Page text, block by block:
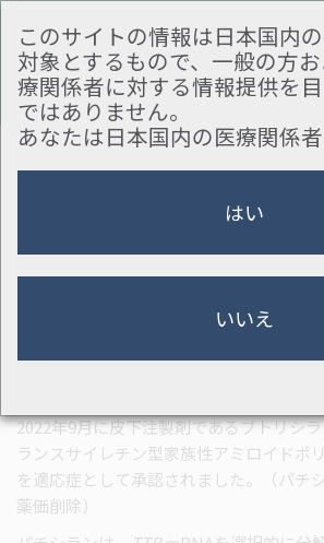
イドーシス(FAP)
監修
関島 良樹 先生
siRNA製剤
と呼ばれる遺
パク質の産生を抑制します。
2022年9月に皮下注製剤であるブトリシ
ランスサイレチン型家族性アミロイドポ
を適応症として承認されました。（パチ
薬価削除）
このサイトの情報は日本国内
対象とするもので、一般の方
療関係者に対する情報提供を
ではありません。
あなたは日本国内の医療関係
はい
いいえ